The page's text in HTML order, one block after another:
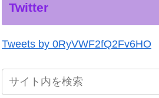
Twitter
Tweets by 0RyVWF2fQ2Fv6HO